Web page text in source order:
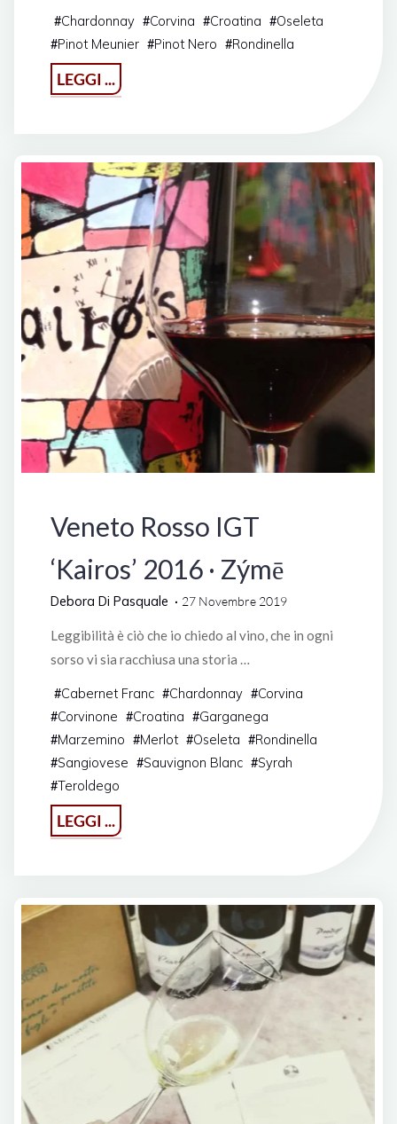
#Chardonnay #Corvina #Croatina #Oseleta
#Pinot Meunier #Pinot Nero #Rondinella
LEGGI ...
con
vini"
Veneto Rosso IGT
‘Kairos’ 2016 · Zýmē
Debora Di Pasquale 27 Novembre 2019
Leggibilità è ciò che io chiedo al vino, che in ogni
sorso vi sia racchiusa una storia …
#Cabernet Franc #Chardonnay #Corvina
#Corvinone #Croatina #Garganega
#Marzemino #Merlot #Oseleta #Rondinella
#Sangiovese #Sauvignon Blanc #Syrah
#Teroldego
LEGGI ...
Rosso
2016
Zýmē"